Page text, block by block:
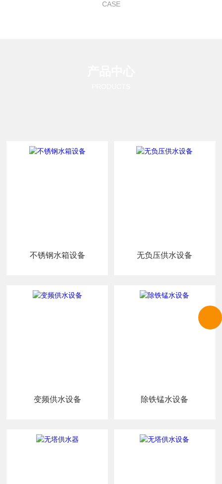
CASE
不锈钢水箱设备 无负压供水设备
变频供水设备 除铁锰水设备